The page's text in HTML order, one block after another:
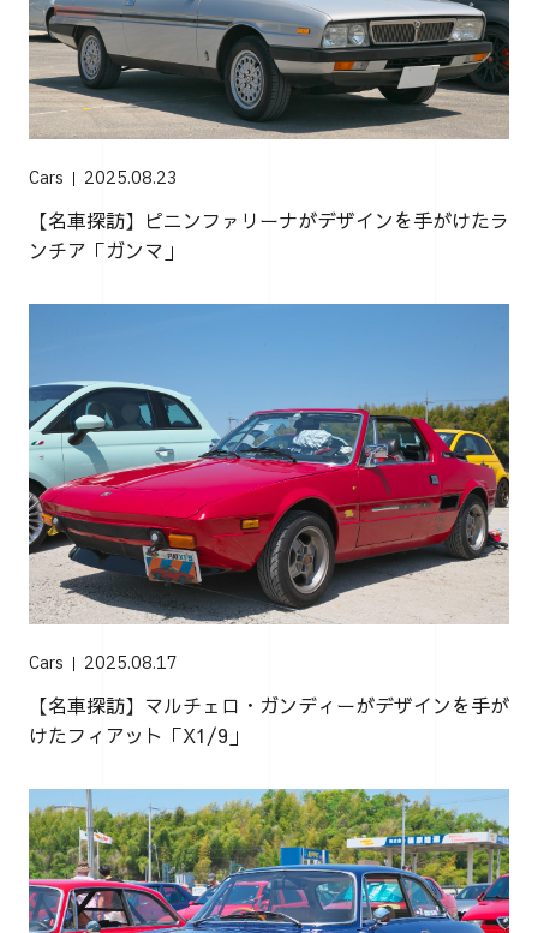
Cars 2025.08.23
【名車探訪】ピニンファリーナがデザインを手がけたラ
ンチア「ガンマ」
Cars 2025.08.17
【名車探訪】マルチェロ・ガンディーがデザインを手が
けたフィアット「X1/9」